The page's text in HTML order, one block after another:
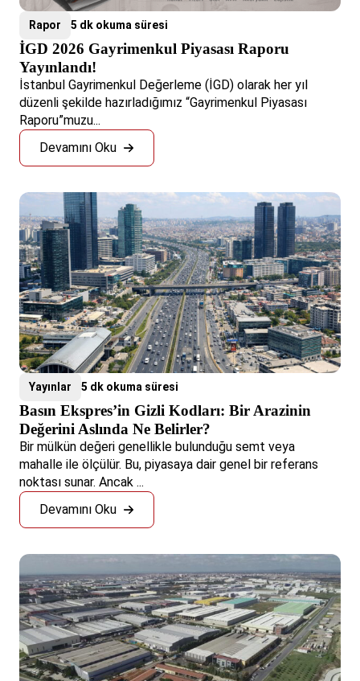
Rapor 5 dk okuma süresi
İGD 2026 Gayrimenkul Piyasası Raporu
Yayınlandı!
İstanbul Gayrimenkul Değerleme (İGD) olarak her yıl
düzenli şekilde hazırladığımız “Gayrimenkul Piyasası
Raporu”muzu...
Devamını Oku
Yayınlar 5 dk okuma süresi
Basın Ekspres’in Gizli Kodları: Bir Arazinin
Değerini Aslında Ne Belirler?
Bir mülkün değeri genellikle bulunduğu semt veya
mahalle ile ölçülür. Bu, piyasaya dair genel bir referans
noktası sunar. Ancak ...
Devamını Oku